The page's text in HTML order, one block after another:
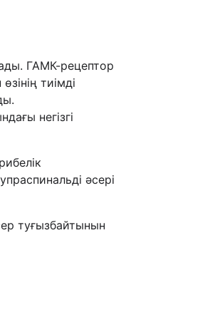
ГАМК-рецептор
тиімді
негізгі
әсері
туғызбайтынын